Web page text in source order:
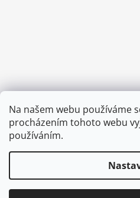
Na našem webu používáme
procházením tohoto webu
používáním.
Provozní doba:
8.00 - 15.00 hod (pondělí -
Copyright 2026Diva & Nice